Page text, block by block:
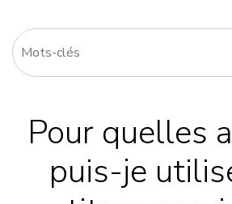
Pour quelles
puis-je